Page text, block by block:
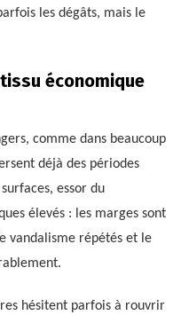
les dégâts, mais le
économique
comme dans beaucoup
déjà des périodes
essor du
élevés : les marges sont
vandalisme répétés et le
hésitent parfois à rouvrir